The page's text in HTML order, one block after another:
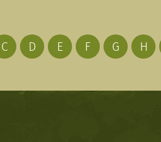
C D E F G H